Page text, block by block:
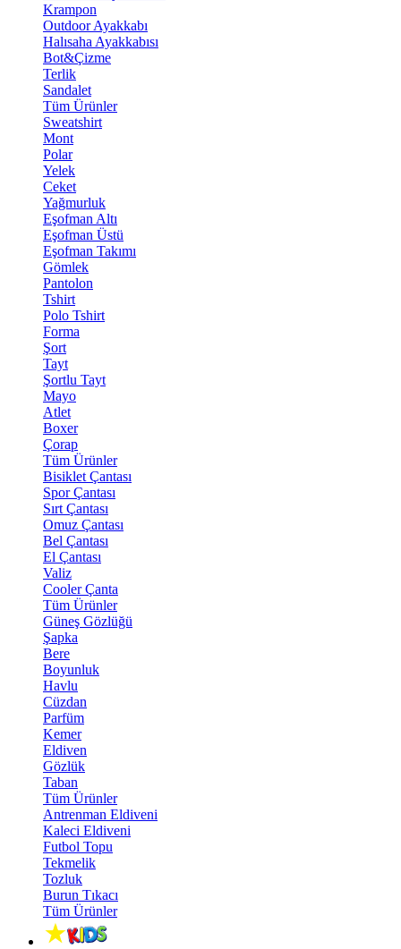
Krampon
Outdoor Ayakkabı
Halısaha Ayakkabısı
Bot&Çizme
Terlik
Sandalet
Tüm Ürünler
Sweatshirt
Mont
Polar
Yelek
Ceket
Yağmurluk
Eşofman Altı
Eşofman Üstü
Eşofman Takımı
Gömlek
Pantolon
Tshirt
Polo Tshirt
Forma
Şort
Tayt
Şortlu Tayt
Mayo
Atlet
Boxer
Çorap
Tüm Ürünler
Bisiklet Çantası
Spor Çantası
Sırt Çantası
Omuz Çantası
Bel Çantası
El Çantası
Valiz
Cooler Çanta
Tüm Ürünler
Güneş Gözlüğü
Şapka
Bere
Boyunluk
Havlu
Cüzdan
Parfüm
Kemer
Eldiven
Gözlük
Taban
Tüm Ürünler
Antrenman Eldiveni
Kaleci Eldiveni
Futbol Topu
Tekmelik
Tozluk
Burun Tıkacı
Tüm Ürünler